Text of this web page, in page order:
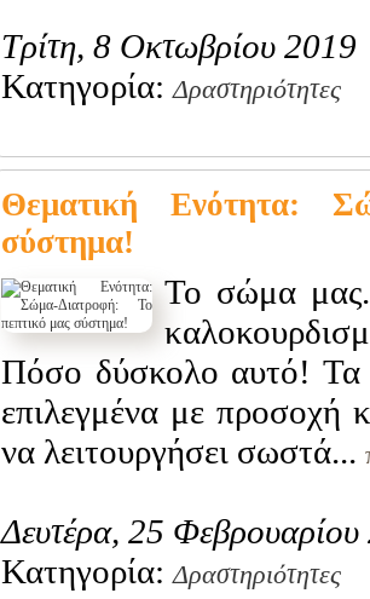
Τρίτη, 8 Οκτωβρίου 2019
Κατηγορία:Δραστηριότητες
Θεματική Ενότητα:
σύστημα!
Το σώμα μας.
Πόσο δύσκολο αυτό! Τα
επιλεγμένα με προσοχή
να λειτουργήσει σωστά...
Δευτέρα, 25
Κατηγορία:Δραστηριότητες